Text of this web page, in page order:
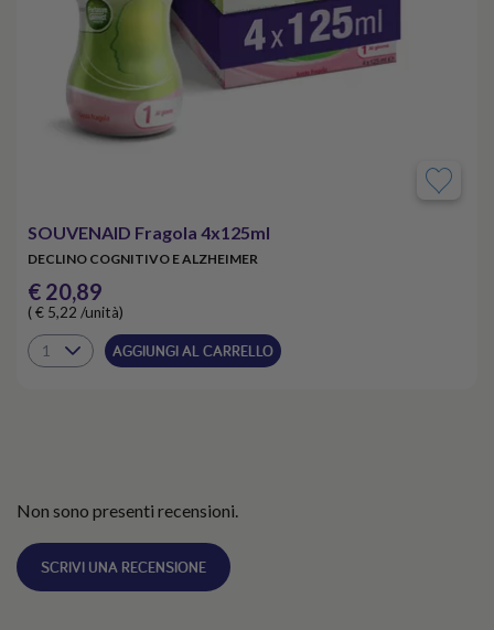
SOUVENAID Fragola 4x125ml
DECLINO COGNITIVO E ALZHEIMER
€ 20,89
( € 5,22 /unità)
AGGIUNGI AL CARRELLO
Non sono presenti recensioni.
SCRIVI UNA RECENSIONE